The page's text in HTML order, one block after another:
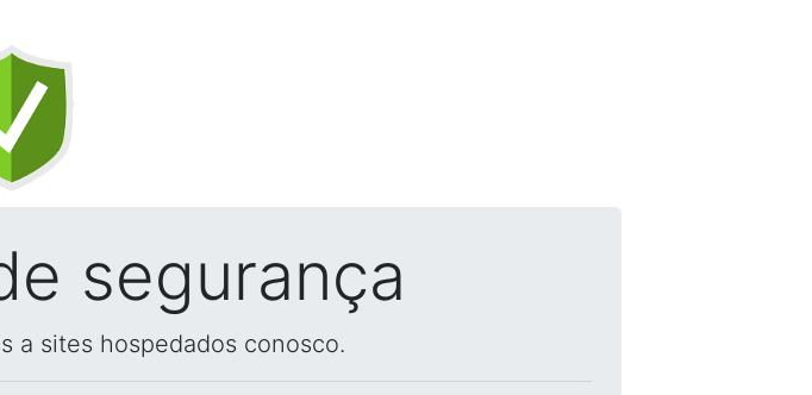
segurança
a sites hospedados conosco.